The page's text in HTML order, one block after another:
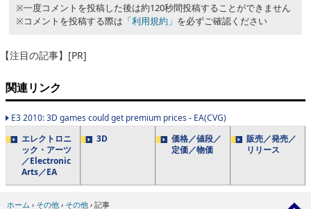
※一度コメントを投稿した後は約120秒間投稿することができません
※コメントを投稿する際は 「利用規約」 を必ずご確認ください
【注目の記事】[PR]
関連リンク
E3 2010: 3D games could get premium prices - EA(CVG)
エレクトロニ
ック・アーツ
／Electronic
Arts／EA
3D
価格／値段／
定価／物価
販売／発売／
リリース
ホーム › その他 › その他 › 記事